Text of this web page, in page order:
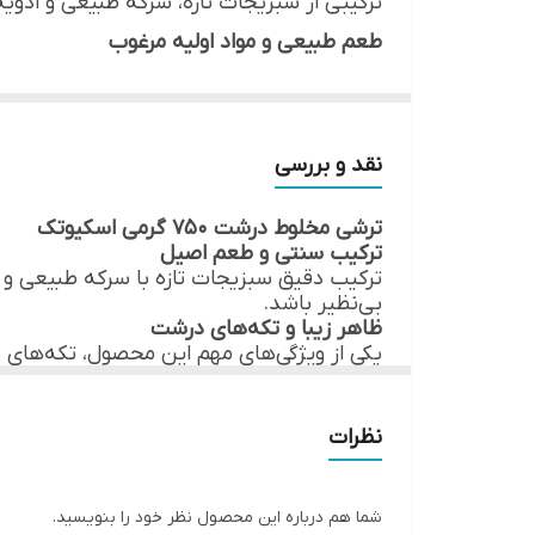
ترکیبات
طعم
کشور تولید کننده
طعم طبیعی و مواد اولیه مرغوب
تردی و رنگ جذاب
رنگی مصنوعی است.
بسته بندی بهداشتی و مقاوم
بسته بندی شیشه‌ای شفاف اسکيوتک، علاوه
می‌سازد.
نقد و بررسی
ترشی مخلوط درشت 750 گرمی اسکيوتک
ترکیب سنتی و طعم اصیل
ترکیب دقیق سبزیجات تازه با سرکه طبیعی
بی‌نظیر باشد.
ظاهر زیبا و تکه‌های درشت
یکی از ویژگی‌های مهم این محصول،
ترشی اسکيوتک با استفاده از مواد اولیه
جمع بندی
ایرانی و سنتی است.
نظرات
شما هم درباره این محصول نظر خود را بنویسید.